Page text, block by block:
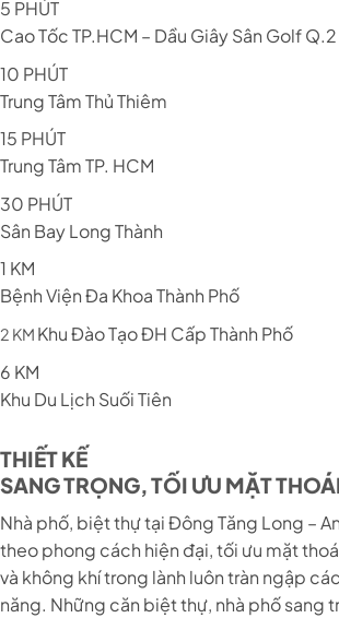
5 PHÚT
Cao Tốc TP.HCM – Dầu Giây Sân Golf Q.2
10 PHÚT
Trung Tâm Thủ Thiêm
15 PHÚT
Trung Tâm TP. HCM
30 PHÚT
Sân Bay Long Thành
1 KM
Bệnh Viện Đa Khoa Thành Phố
2 KM Khu Đào Tạo ĐH Cấp Thành Phố
6 KM
Khu Du Lịch Suối Tiên
THIẾT KẾ
SANG TRỌNG, TỐI ƯU MẶT
Nhà phố, biệt thự tại Đông Tăng Long –
theo phong cách hiện đại, tối ưu mặt
và không khí trong lành luôn tràn ngập
năng. Những căn biệt thự, nhà phố sang